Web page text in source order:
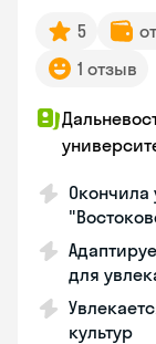
5
1 отзыв
Окончила
для
культур